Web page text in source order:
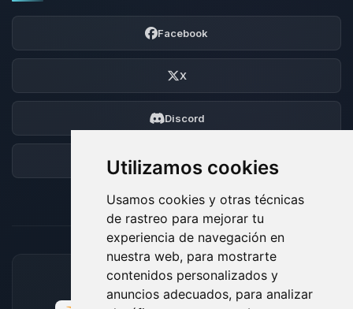
Utilizamos cookies
Usamos cookies y otras técnicas
de rastreo para mejorar tu
experiencia de navegación en
nuestra web, para mostrarte
contenidos personalizados y
anuncios adecuados, para analizar
Facebook
X
Discord
Foro
MÉTODOS DE PAGO ACEPTADOS